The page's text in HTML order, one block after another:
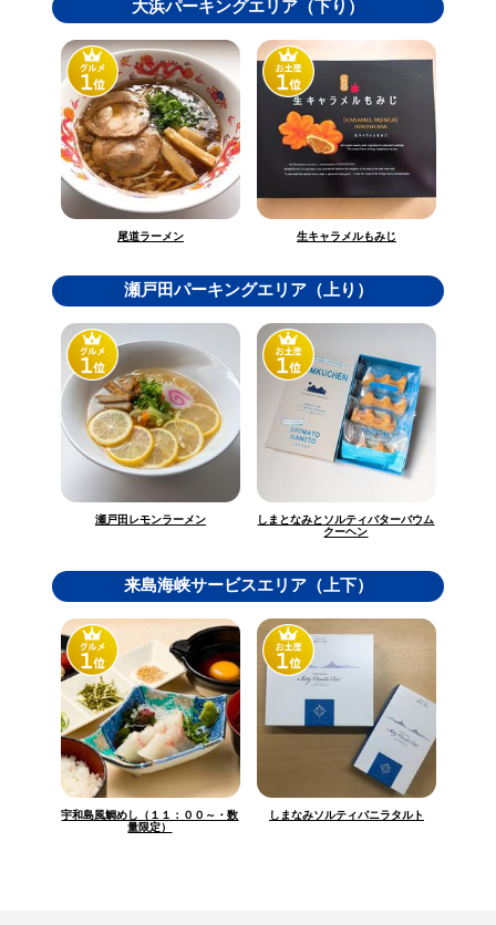
大浜パーキングエリア（下り）
尾道ラーメン 生キャラメルもみじ
瀬戸田パーキングエリア（上り）
瀬戸田レモンラーメン しまとなみとソルティバターバウム
クーヘン
来島海峡サービスエリア（上下）
宇和島風鯛めし（１１：００～・数
量限定）
しまなみソルティバニラタルト